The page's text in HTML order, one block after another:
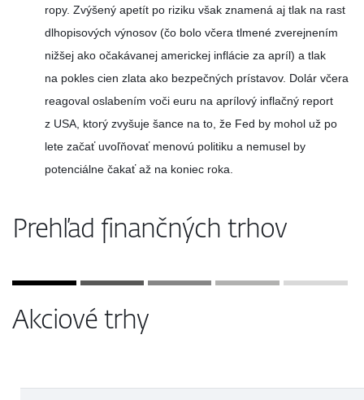
ropy. Zvýšený apetít po riziku však znamená aj tlak na rast
dlhopisových výnosov (čo bolo včera tlmené zverejnením
nižšej ako očakávanej americkej inflácie za apríl) a tlak
na pokles cien zlata ako bezpečných prístavov. Dolár včera
reagoval oslabením voči euru na aprílový inflačný report
z USA, ktorý zvyšuje šance na to, že Fed by mohol už po
lete začať uvoľňovať menovú politiku a nemusel by
potenciálne čakať až na koniec roka.
Prehľad finančných trhov
Akciové trhy